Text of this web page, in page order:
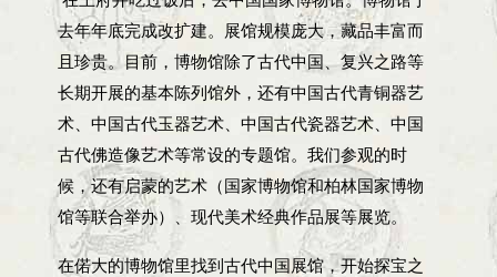
去年年底完成改扩建。展馆规模庞大，藏品丰富而
且珍贵。目前，博物馆除了古代中国、复兴之路等
长期开展的基本陈列馆外，还有中国古代青铜器艺
术、中国古代玉器艺术、中国古代瓷器艺术、中国
古代佛造像艺术等常设的专题馆。我们参观的时
候，还有启蒙的艺术（国家博物馆和柏林国家博物
馆等联合举办）、现代美术经典作品展等展览。
在偌大的博物馆里找到古代中国展馆，开始探宝之